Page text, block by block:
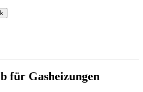
für Gasheizungen